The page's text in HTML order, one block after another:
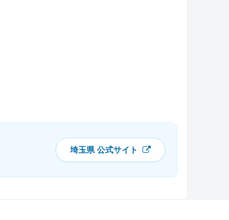
埼玉県 公式サイト